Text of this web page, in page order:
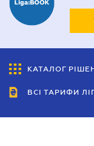
КАТАЛОГ
ВСІ ТАРИФИ